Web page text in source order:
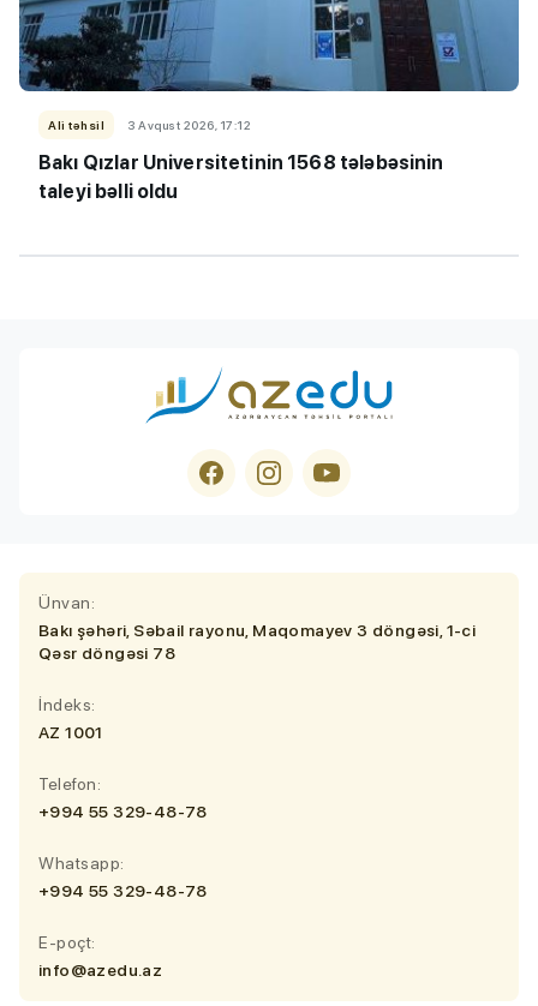
Ali təhsil 3 Avqust 2026, 17:12
Bakı Qızlar Universitetinin 1568 tələbəsinin
taleyi bəlli oldu
Ünvan:
Bakı şəhəri, Səbail rayonu, Maqomayev 3 döngəsi, 1-ci
Qəsr döngəsi 78
İndeks:
AZ 1001
Telefon:
+994 55 329-48-78
Whatsapp:
+994 55 329-48-78
E-poçt:
info@azedu.az